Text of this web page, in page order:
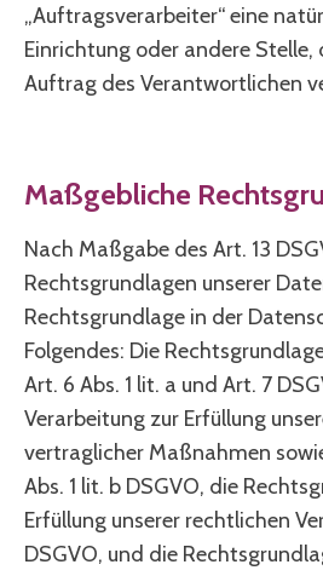
„Auftragsverarbeiter“ eine
Einrichtung oder andere
Auftrag des Verantwortlichen
Maßgebliche
Nach Maßgabe des Art. 13
Rechtsgrundlagen unserer
Rechtsgrundlage in der
Folgendes: Die
Art. 6 Abs. 1 lit. a und Art. 7
Verarbeitung zur Erfüllung
vertraglicher Maßnahmen
Abs. 1 lit. b DSGVO, die
Erfüllung unserer rechtlichen
DSGVO, und die